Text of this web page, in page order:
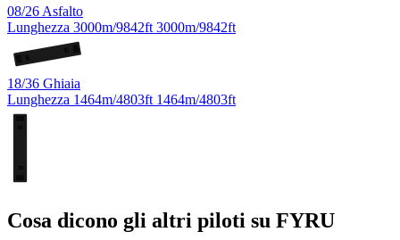
08/26 Asfalto
Lunghezza 3000m/9842ft 3000m/9842ft
18/36 Ghiaia
Lunghezza 1464m/4803ft 1464m/4803ft
Cosa dicono gli altri piloti su FYRU